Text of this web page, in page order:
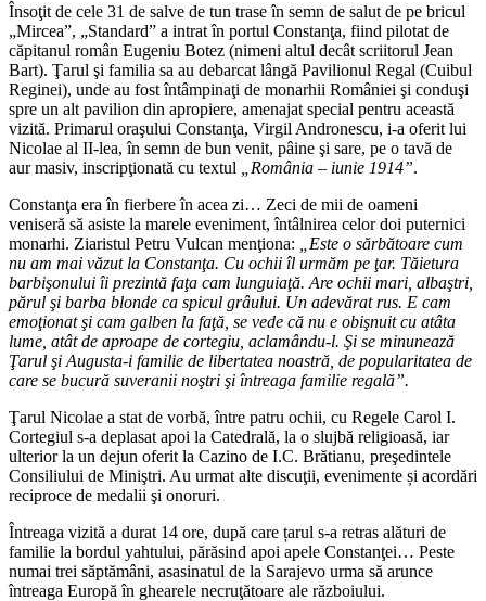
Însoţit de cele 31 de salve de tun trase în semn de salut de pe bricul
„Mircea”, „Standard” a intrat în portul Constanţa, fiind pilotat de
căpitanul român Eugeniu Botez (nimeni altul decât scriitorul Jean
Bart). Ţarul şi familia sa au debarcat lângă Pavilionul Regal (Cuibul
Reginei), unde au fost întâmpinaţi de monarhii României şi conduşi
spre un alt pavilion din apropiere, amenajat special pentru această
vizită. Primarul oraşului Constanţa, Virgil Andronescu, i-a oferit lui
Nicolae al II-lea, în semn de bun venit, pâine şi sare, pe o tavă de
aur masiv, inscripţionată cu textul
„România – iunie 1914”.
Constanţa era în fierbere în acea zi… Zeci de mii de oameni
veniseră să asiste la marele eveniment, întâlnirea celor doi puternici
monarhi. Ziaristul Petru Vulcan menţiona:
„Este o sărbătoare cum
nu am mai văzut la Constanţa. Cu ochii îl urmăm pe ţar. Tăietura
barbişonului îi prezintă faţa cam lunguiaţă. Are ochii mari, albaştri,
părul şi barba blonde ca spicul grâului. Un adevărat rus. E cam
emoţionat şi cam galben la faţă, se vede că nu e obişnuit cu atâta
lume, atât de aproape de cortegiu, aclamându-l. Şi se minunează
Ţarul şi Augusta-i familie de libertatea noastră, de popularitatea de
care se bucură suveranii noştri şi întreaga familie regală”.
Ţarul Nicolae a stat de vorbă, între patru ochii, cu Regele Carol I.
Cortegiul s-a deplasat apoi la Catedrală, la o slujbă religioasă, iar
ulterior la un dejun oferit la Cazino de I.C. Brătianu, preşedintele
Consiliului de Miniştri. Au urmat alte discuţii, evenimente și acordări
reciproce de medalii şi onoruri.
Întreaga vizită a durat 14 ore, după care țarul s-a retras alături de
familie la bordul yahtului, părăsind apoi apele Constanţei… Peste
numai trei săptămâni, asasinatul de la Sarajevo urma să arunce
întreaga Europă în ghearele necruţătoare ale războiului.